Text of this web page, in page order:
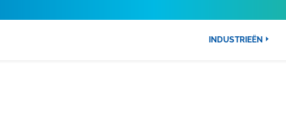
INDUSTRIEËN